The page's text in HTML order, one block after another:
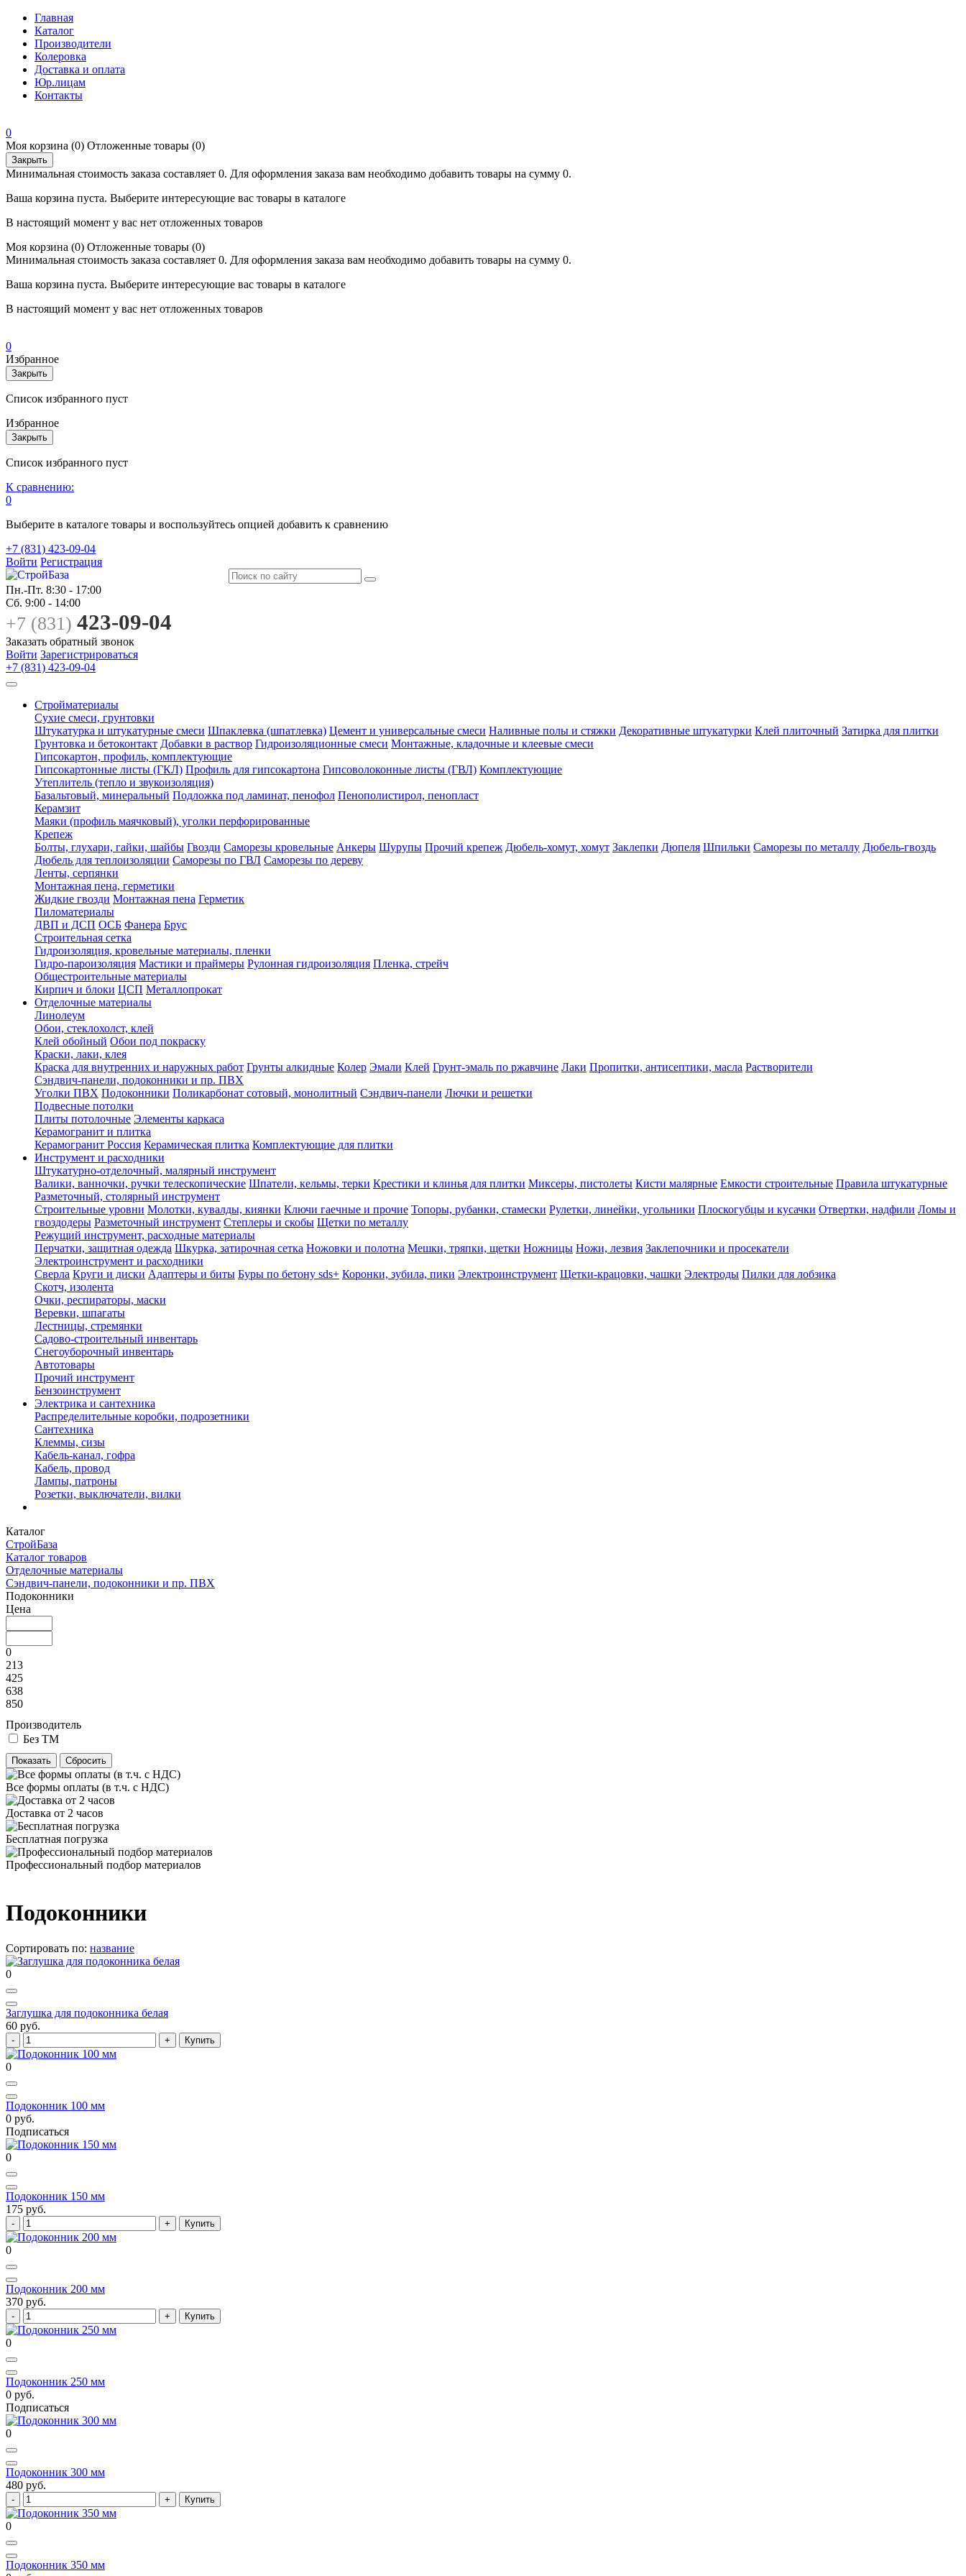
Главная
Каталог
Производители
Колеровка
Доставка и оплата
Юр.лицам
Контакты
0
Моя корзина (0) Отложенные товары (0)
Закрыть
Минимальная стоимость заказа составляет 0. Для оформления заказа вам необходимо добавить товары на сумму 0.
Ваша корзина пуста. Выберите интересующие вас товары в каталоге
В настоящий момент у вас нет отложенных товаров
Моя корзина (0) Отложенные товары (0)
Минимальная стоимость заказа составляет 0. Для оформления заказа вам необходимо добавить товары на сумму 0.
Ваша корзина пуста. Выберите интересующие вас товары в каталоге
В настоящий момент у вас нет отложенных товаров
0
Избранное
Закрыть
Список избранного пуст
Избранное
Закрыть
Список избранного пуст
К сравнению:
0
Выберите в каталоге товары и воспользуйтесь опцией добавить к сравнению
+7 (831) 423-09-04
Войти Регистрация
Пн.-Пт. 8:30 - 17:00
Сб. 9:00 - 14:00
+7 (831) 423-09-04
Заказать обратный звонок
Войти Зарегистрироваться
+7 (831) 423-09-04
Стройматериалы
Сухие смеси, грунтовки
Штукатурка и штукатурные смеси Шпаклевка (шпатлевка) Цемент и универсальные смеси Наливные полы и стяжки Декоративные штукатурки Клей плиточный Затирка для плитки
Грунтовка и бетоконтакт Добавки в раствор Гидроизоляционные смеси Монтажные, кладочные и клеевые смеси
Гипсокартон, профиль, комплектующие
Гипсокартонные листы (ГКЛ) Профиль для гипсокартона Гипсоволоконные листы (ГВЛ) Комплектующие
Утеплитель (тепло и звукоизоляция)
Базальтовый, минеральный Подложка под ламинат, пенофол Пенополистирол, пенопласт
Керамзит
Маяки (профиль маячковый), уголки перфорированные
Крепеж
Болты, глухари, гайки, шайбы Гвозди Саморезы кровельные Анкеры Шурупы Прочий крепеж Дюбель-хомут, хомут Заклепки Дюпеля Шпильки Саморезы по металлу Дюбель-гвоздь
Дюбель для теплоизоляции Саморезы по ГВЛ Саморезы по дереву
Ленты, серпянки
Монтажная пена, герметики
Жидкие гвозди Монтажная пена Герметик
Пиломатериалы
ДВП и ДСП ОСБ Фанера Брус
Строительная сетка
Гидроизоляция, кровельные материалы, пленки
Гидро-пароизоляция Мастики и праймеры Рулонная гидроизоляция Пленка, стрейч
Общестроительные материалы
Кирпич и блоки ЦСП Металлопрокат
Отделочные материалы
Линолеум
Обои, стеклохолст, клей
Клей обойный Обои под покраску
Краски, лаки, клея
Краска для внутренних и наружных работ Грунты алкидные Колер Эмали Клей Грунт-эмаль по ржавчине Лаки Пропитки, антисептики, масла Растворители
Сэндвич-панели, подоконники и пр. ПВХ
Уголки ПВХ Подоконники Поликарбонат сотовый, монолитный Сэндвич-панели Лючки и решетки
Подвесные потолки
Плиты потолочные Элементы каркаса
Керамогранит и плитка
Керамогранит Россия Керамическая плитка Комплектующие для плитки
Инструмент и расходники
Штукатурно-отделочный, малярный инструмент
Валики, ванночки, ручки телескопические Шпатели, кельмы, терки Крестики и клинья для плитки Миксеры, пистолеты Кисти малярные Емкости строительные Правила штукатурные
Разметочный, столярный инструмент
Строительные уровни Молотки, кувалды, киянки Ключи гаечные и прочие Топоры, рубанки, стамески Рулетки, линейки, угольники Плоскогубцы и кусачки Отвертки, надфили Ломы и
гвоздодеры Разметочный инструмент Степлеры и скобы Щетки по металлу
Режущий инструмент, расходные материалы
Перчатки, защитная одежда Шкурка, затирочная сетка Ножовки и полотна Мешки, тряпки, щетки Ножницы Ножи, лезвия Заклепочники и просекатели
Электроинструмент и расходники
Сверла Круги и диски Адаптеры и биты Буры по бетону sds+ Коронки, зубила, пики Электроинструмент Щетки-крацовки, чашки Электроды Пилки для лобзика
Скотч, изолента
Очки, респираторы, маски
Веревки, шпагаты
Лестницы, стремянки
Садово-строительный инвентарь
Снегоуборочный инвентарь
Автотовары
Прочий инструмент
Бензоинструмент
Электрика и сантехника
Распределительные коробки, подрозетники
Сантехника
Клеммы, сизы
Кабель-канал, гофра
Кабель, провод
Лампы, патроны
Розетки, выключатели, вилки
Каталог
СтройБаза
Каталог товаров
Отделочные материалы
Сэндвич-панели, подоконники и пр. ПВХ
Подоконники
Цена
0
213
425
638
850
Производитель
Без ТМ
Все формы оплаты (в т.ч. с НДС)
Доставка от 2 часов
Бесплатная погрузка
Профессиональный подбор материалов
Подоконники
Сортировать по: название
0
Заглушка для подоконника белая
60 руб.
Купить
0
Подоконник 100 мм
0 руб.
Подписаться
0
Подоконник 150 мм
175 руб.
Купить
0
Подоконник 200 мм
370 руб.
Купить
0
Подоконник 250 мм
0 руб.
Подписаться
0
Подоконник 300 мм
480 руб.
Купить
0
Подоконник 350 мм